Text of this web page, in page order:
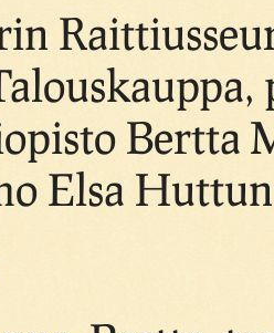
Bertta
Elsa